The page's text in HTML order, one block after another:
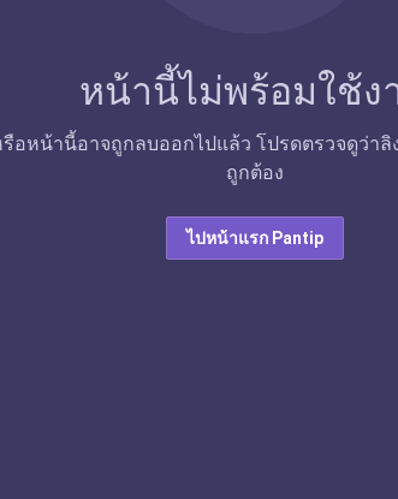
หน้านี้ไม่พร้อมใช้ง
รือหน้านี้อาจถูกลบออกไปแล้ว โปรดตรวจดูว่า
ถูกต้อง
ไปหน้าแรก Pantip